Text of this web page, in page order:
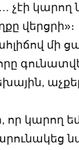
չէի կարող
վերցրի»։
մի
որ կարող